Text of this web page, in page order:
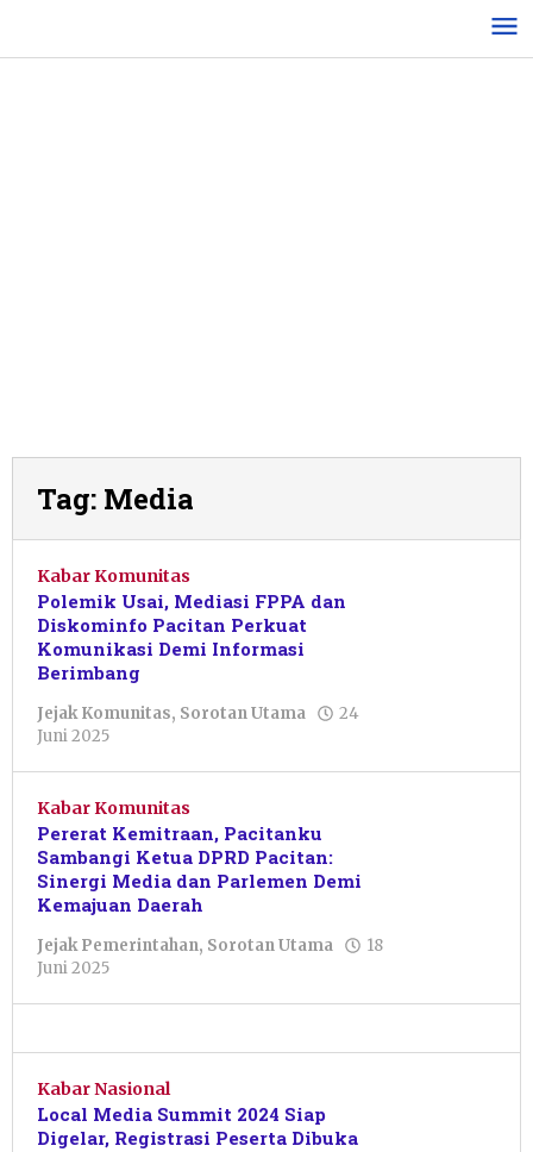
konten
Tag: Media
Kabar Komunitas
Polemik Usai, Mediasi FPPA dan
Diskominfo Pacitan Perkuat
Komunikasi Demi Informasi
Berimbang
Jejak Komunitas, Sorotan Utama
24
Juni 2025
Primanto
Kabar Komunitas
Pererat Kemitraan, Pacitanku
Sambangi Ketua DPRD Pacitan:
Sinergi Media dan Parlemen Demi
Kemajuan Daerah
Jejak Pemerintahan, Sorotan Utama
18
Juni 2025
Primanto
Kabar Nasional
Local Media Summit 2024 Siap
Digelar, Registrasi Peserta Dibuka